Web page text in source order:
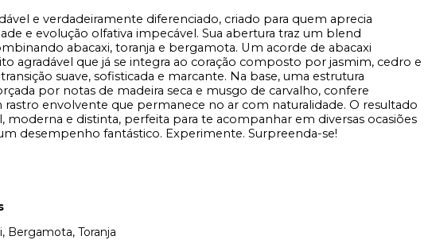
e verdadeiramente diferenciado, criado para quem aprecia
e evolução olfativa impecável. Sua abertura traz um blend
abacaxi, toranja e bergamota. Um acorde de abacaxi
agradável que já se integra ao coração composto por jasmim, cedro e
ção suave, sofisticada e marcante. Na base, uma estrutura
por notas de madeira seca e musgo de carvalho, confere
rastro envolvente que permanece no ar com naturalidade. O resultado
moderna e distinta, perfeita para te acompanhar em diversas ocasiões
desempenho fantástico. Experimente. Surpreenda-se!
Bergamota, Toranja